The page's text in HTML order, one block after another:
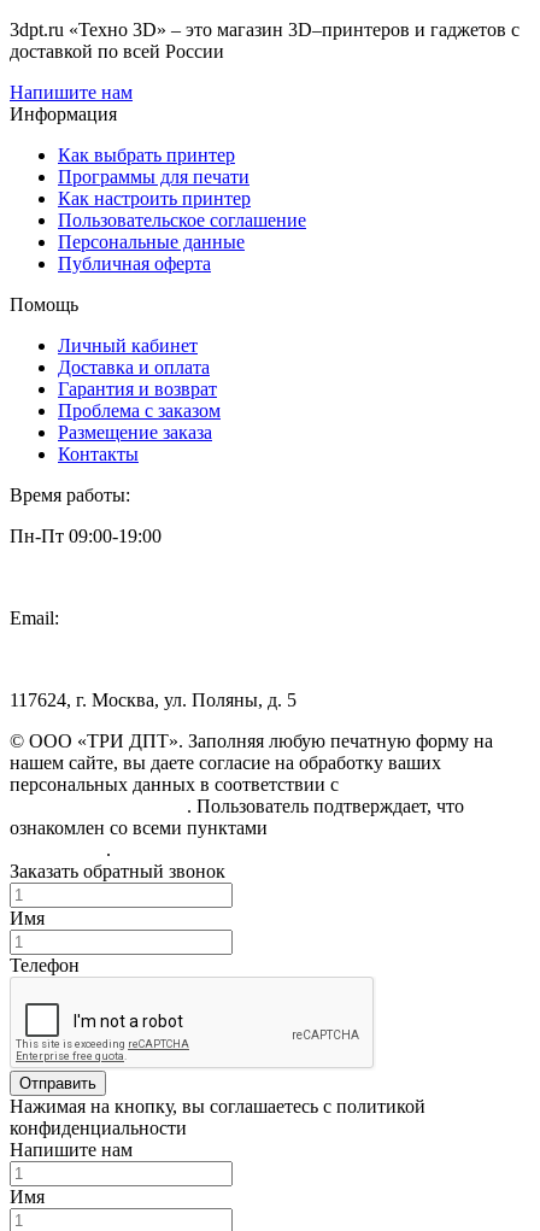
3dpt.ru «Техно 3D» – это магазин 3D–принтеров и гаджетов с
доставкой по всей России
Напишите нам
Информация
Как выбрать принтер
Программы для печати
Как настроить принтер
Пользовательское соглашение
Персональные данные
Публичная оферта
Помощь
Личный кабинет
Доставка и оплата
Гарантия и возврат
Проблема с заказом
Размещение заказа
Контакты
Время работы:
Пн-Пт 09:00-19:00
Email:
117624, г. Москва, ул. Поляны, д. 5
© ООО «ТРИ ДПТ». Заполняя любую печатную форму на
нашем сайте, вы даете согласие на обработку ваших
персональных данных в соответствии с
. Пользователь подтверждает, что
ознакомлен со всеми пунктами
.
Заказать обратный звонок
Имя
Телефон
Отправить
Нажимая на кнопку, вы соглашаетесь с политикой
конфиденциальности
Напишите нам
Имя